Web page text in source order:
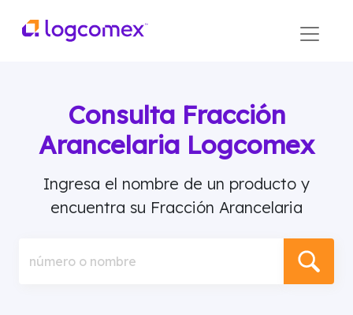
Consulta Fracción
Arancelaria Logcomex
Ingresa el nombre de un producto y
encuentra su Fracción Arancelaria
número o nombre